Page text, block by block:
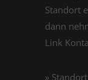
Standort
dann
Link
»